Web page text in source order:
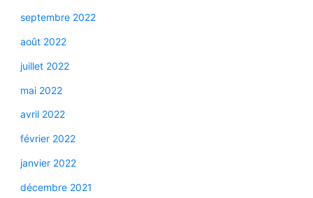
septembre 2022
août 2022
juillet 2022
mai 2022
avril 2022
février 2022
janvier 2022
décembre 2021